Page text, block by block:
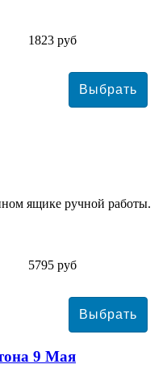
1823 руб
ящике ручной работы.
5795 руб
9 Мая